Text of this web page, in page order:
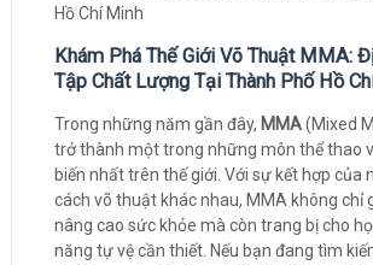
Hồ Chí Minh
Khám Phá Thế Giới Võ Thuật MMA:
Tập Chất Lượng Tại Thành Phố Hồ
Trong những năm gần đây, MMA(Mixed
trở thành một trong những môn thể thao
biến nhất trên thế giới. Với sự kết hợp của
cách võ thuật khác nhau, MMA không chỉ
nâng cao sức khỏe mà còn trang bị cho
năng tự vệ cần thiết. Nếu bạn đang tìm